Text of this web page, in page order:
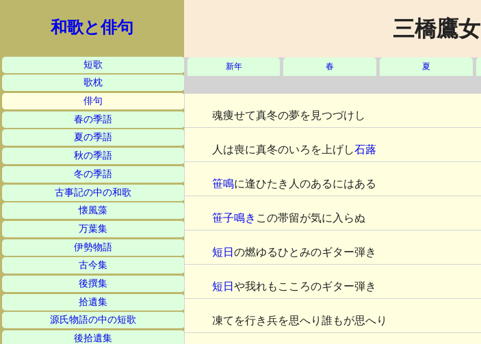
和歌と俳句
短歌
歌枕
俳句
春の季語
夏の季語
秋の季語
冬の季語
古事記の中の和歌
懐風藻
万葉集
伊勢物語
古今集
後撰集
拾遺集
源氏物語の中の短歌
後拾遺集
三橋鷹女
新年 春 夏
魂痩せて真冬の夢を見つづけし
人は喪に真冬のいろを上げし石蕗
笹鳴に逢ひたき人のあるにはある
笹子鳴き この帯留が気に入らぬ
短日 の燃ゆるひとみのギター弾き
短日 や我れもこころのギター弾き
凍てを行き兵を思へり誰もが思へり